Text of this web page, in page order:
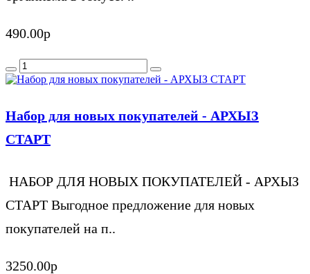
490.00р
Набор для новых покупателей - АРХЫЗ
СТАРТ
НАБОР ДЛЯ НОВЫХ ПОКУПАТЕЛЕЙ - АРХЫЗ
СТАРТ Выгодное предложение для новых
покупателей на п..
3250.00р